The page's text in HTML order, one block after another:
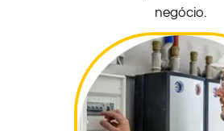
negócio.